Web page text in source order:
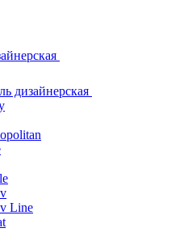
дизайнерская
Line